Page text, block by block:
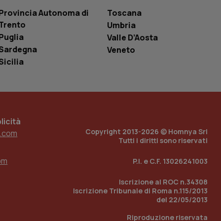
Autonoma di
Toscana
Umbria
Valle D’Aosta
Veneto
Copyright 2013-2026 © Homnya Srl
Tutti i diritti sono riservati
P.I. e C.F. 13026241003
Iscrizione al ROC n.34308
Iscrizione Tribunale di Roma n.115/2013
del 22/05/2013
Riproduzione riservata
per mantenere
del sito web sta
di
traccia
incorporati
del sito web sta
di
per abilitare il